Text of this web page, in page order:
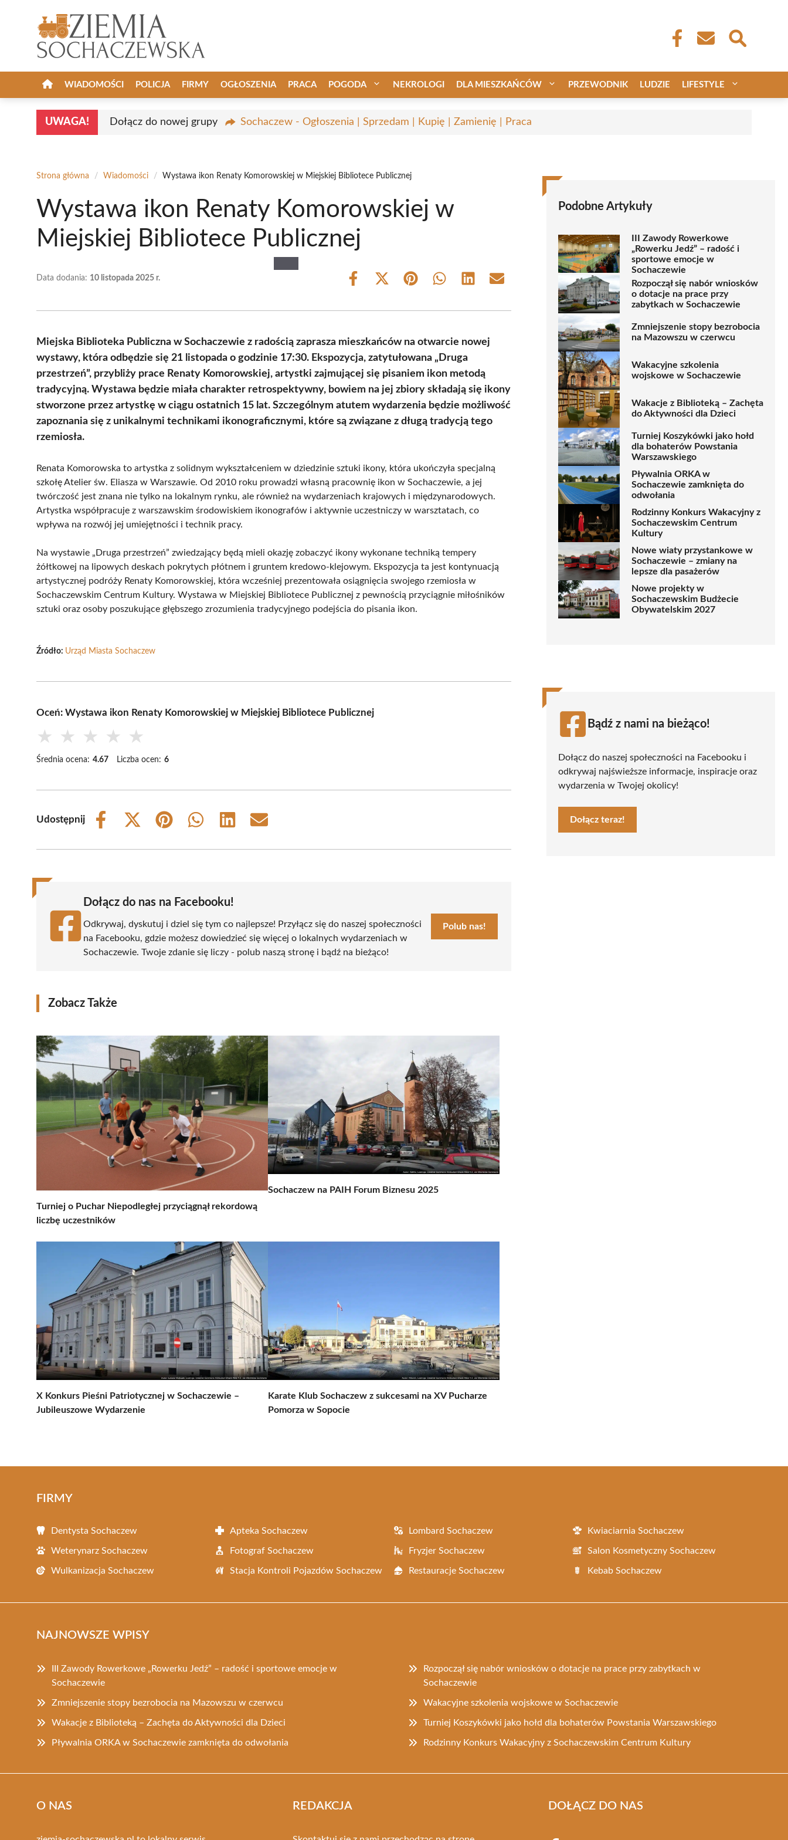
WIADOMOŚCI POLICJA FIRMY OGŁOSZENIA PRACA POGODA NEKROLOGI DLA MIESZKAŃCÓW PRZEWODNIK LUDZIE LIFESTYLE
UWAGA! Dołącz do nowej grupy Sochaczew - Ogłoszenia | Sprzedam | Kupię | Zamienię | Praca
Strona główna / Wiadomości / Wystawa ikon Renaty Komorowskiej w Miejskiej Bibliotece Publicznej
Wystawa ikon Renaty Komorowskiej w
Miejskiej Bibliotece Publicznej
Data dodania: 10 listopada 2025 r.
Share
Share
(Twitter)
Share Share Share Share
Miejska Biblioteka Publiczna w Sochaczewie z radością zaprasza mieszkańców na otwarcie nowej
wystawy, która odbędzie się 21 listopada o godzinie 17:30. Ekspozycja, zatytułowana „Druga
przestrzeń”, przybliży prace Renaty Komorowskiej, artystki zajmującej się pisaniem ikon metodą
tradycyjną. Wystawa będzie miała charakter retrospektywny, bowiem na jej zbiory składają się ikony
stworzone przez artystkę w ciągu ostatnich 15 lat. Szczególnym atutem wydarzenia będzie możliwość
zapoznania się z unikalnymi technikami ikonograficznymi, które są związane z długą tradycją tego
rzemiosła.
Renata Komorowska to artystka z solidnym wykształceniem w dziedzinie sztuki ikony, która ukończyła specjalną
szkołę Atelier św. Eliasza w Warszawie. Od 2010 roku prowadzi własną pracownię ikon w Sochaczewie, a jej
twórczość jest znana nie tylko na lokalnym rynku, ale również na wydarzeniach krajowych i międzynarodowych.
Artystka współpracuje z warszawskim środowiskiem ikonografów i aktywnie uczestniczy w warsztatach, co
wpływa na rozwój jej umiejętności i technik pracy.
Na wystawie „Druga przestrzeń” zwiedzający będą mieli okazję zobaczyć ikony wykonane techniką tempery
żółtkowej na lipowych deskach pokrytych płótnem i gruntem kredowo-klejowym. Ekspozycja ta jest kontynuacją
artystycznej podróży Renaty Komorowskiej, która wcześniej prezentowała osiągnięcia swojego rzemiosła w
Sochaczewskim Centrum Kultury. Wystawa w Miejskiej Bibliotece Publicznej z pewnością przyciągnie miłośników
sztuki oraz osoby poszukujące głębszego zrozumienia tradycyjnego podejścia do pisania ikon.
Źródło: Urząd Miasta Sochaczew
Oceń: Wystawa ikon Renaty Komorowskiej w Miejskiej Bibliotece Publicznej
★ ★ ★ ★ ★
Średnia ocena: 4.67 Liczba ocen: 6
Udostępnij
Share
Share
(Twitter)
Share
Share
Share
Share
Dołącz do nas na Facebooku!
Odkrywaj, dyskutuj i dziel się tym co najlepsze! Przyłącz się do naszej społeczności
na Facebooku, gdzie możesz dowiedzieć się więcej o lokalnych wydarzeniach w
Sochaczewie. Twoje zdanie się liczy - polub naszą stronę i bądź na bieżąco!
Polub nas!
Zobacz Także
Turniej o Puchar Niepodległej przyciągnął rekordową
liczbę uczestników
Sochaczew na PAIH Forum Biznesu 2025
X Konkurs Pieśni Patriotycznej w Sochaczewie –
Jubileuszowe Wydarzenie
Karate Klub Sochaczew z sukcesami na XV Pucharze
Pomorza w Sopocie
Podobne Artykuły
III Zawody Rowerkowe
„Rowerku Jedź” – radość i
sportowe emocje w
Sochaczewie
Rozpoczął się nabór wniosków
o dotacje na prace przy
zabytkach w Sochaczewie
Zmniejszenie stopy bezrobocia
na Mazowszu w czerwcu
Wakacyjne szkolenia
wojskowe w Sochaczewie
Wakacje z Biblioteką – Zachęta
do Aktywności dla Dzieci
Turniej Koszykówki jako hołd
dla bohaterów Powstania
Warszawskiego
Pływalnia ORKA w
Sochaczewie zamknięta do
odwołania
Rodzinny Konkurs Wakacyjny z
Sochaczewskim Centrum
Kultury
Nowe wiaty przystankowe w
Sochaczewie – zmiany na
lepsze dla pasażerów
Nowe projekty w
Sochaczewskim Budżecie
Obywatelskim 2027
Bądź z nami na bieżąco!
Dołącz do naszej społeczności na Facebooku i
odkrywaj najświeższe informacje, inspiracje oraz
wydarzenia w Twojej okolicy!
Dołącz teraz!
FIRMY
Dentysta Sochaczew Apteka Sochaczew Lombard Sochaczew Kwiaciarnia Sochaczew
Weterynarz Sochaczew Fotograf Sochaczew Fryzjer Sochaczew Salon Kosmetyczny Sochaczew
Wulkanizacja Sochaczew Stacja Kontroli Pojazdów Sochaczew Restauracje Sochaczew Kebab Sochaczew
NAJNOWSZE WPISY
III Zawody Rowerkowe „Rowerku Jedź” – radość i sportowe emocje w
Sochaczewie
Rozpoczął się nabór wniosków o dotacje na prace przy zabytkach w
Sochaczewie
Zmniejszenie stopy bezrobocia na Mazowszu w czerwcu Wakacyjne szkolenia wojskowe w Sochaczewie
Wakacje z Biblioteką – Zachęta do Aktywności dla Dzieci Turniej Koszykówki jako hołd dla bohaterów Powstania Warszawskiego
Pływalnia ORKA w Sochaczewie zamknięta do odwołania Rodzinny Konkurs Wakacyjny z Sochaczewskim Centrum Kultury
O NAS REDAKCJA DOŁĄCZ DO NAS